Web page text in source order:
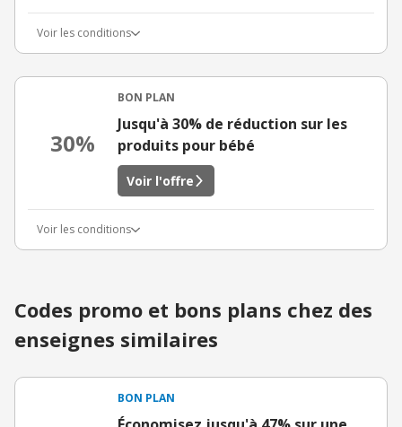
Voir les conditions
30%
BON PLAN
Jusqu'à 30% de réduction sur les
produits pour bébé
Voir l'offre
Voir les conditions
Codes promo et bons plans chez des
enseignes similaires
BON PLAN